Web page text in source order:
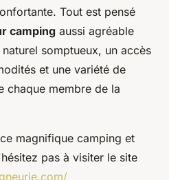
Tout est pensé
camping aussi agréable
somptueux, un accès
et une variété de
chaque membre de la
magnifique camping et
pas à visiter le site